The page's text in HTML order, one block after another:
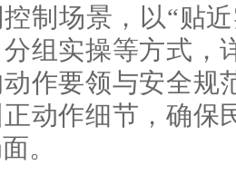
制场景，以“贴
组实操等方式，
作要领与安全规
动作细节，确保
。